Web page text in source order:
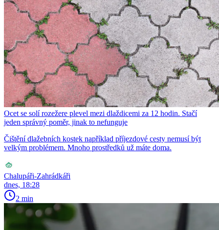
Ocet se solí rozežere plevel mezi dlaždicemi za 12 hodin. Stačí
jeden správný poměr, jinak to nefunguje
Čištění dlažebních kostek například příjezdové cesty nemusí být
velkým problémem. Mnoho prostředků už máte doma.
Chalupáři-Zahrádkáři
dnes, 18:28
2 min